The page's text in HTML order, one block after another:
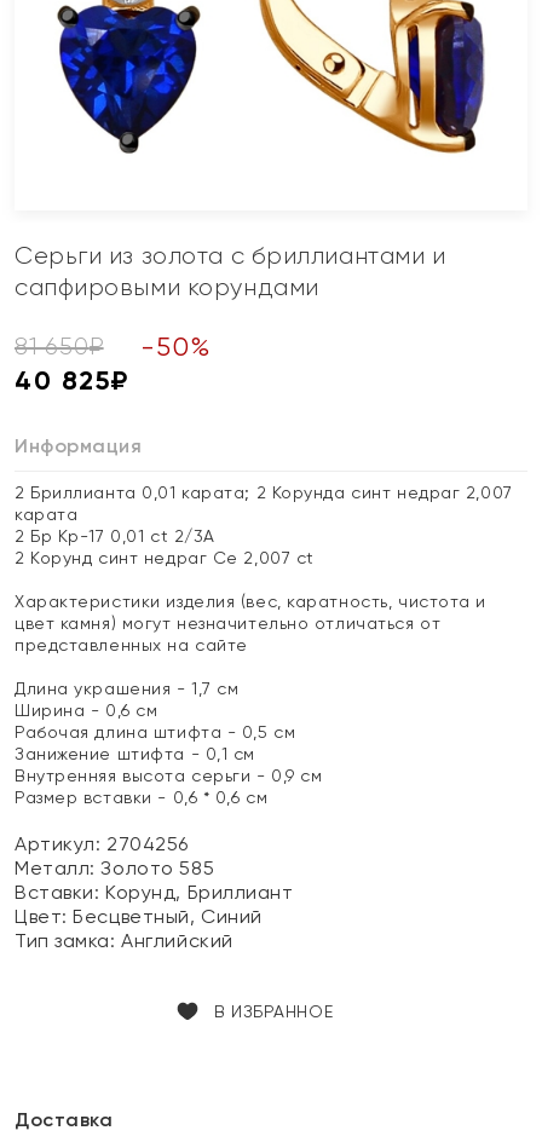
Серьги из золота с бриллиантами и
сапфировыми корундами
81 650₽ -50%
40 825₽
Информация
2 Бриллианта 0,01 карата; 2 Корунда синт недраг 2,007
карата
2 Бр Кр-17 0,01 ct 2/3А
2 Корунд синт недраг Се 2,007 ct
Характеристики изделия (вес, каратность, чистота и
цвет камня) могут незначительно отличаться от
представленных на сайте
Длина украшения - 1,7 см
Ширина - 0,6 см
Рабочая длина штифта - 0,5 см
Занижение штифта - 0,1 см
Внутренняя высота серьги - 0,9 см
Размер вставки - 0,6 * 0,6 см
Артикул: 2704256
Металл:Золото 585
Вставки:Корунд, Бриллиант
Цвет:Бесцветный, Синий
Тип замка:Английский
В ИЗБРАННОЕ
Доставка